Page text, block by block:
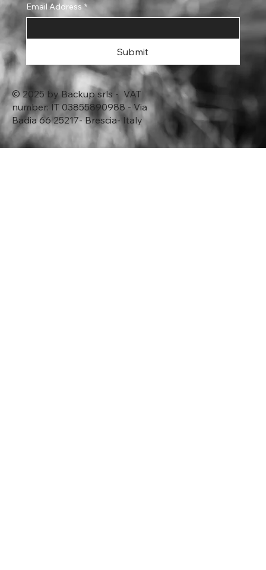
Email Address *
Submit
© 2025 by Backup srls - VAT
number: IT 03855890988 - Via
Badia 66 25217- Brescia- Italy